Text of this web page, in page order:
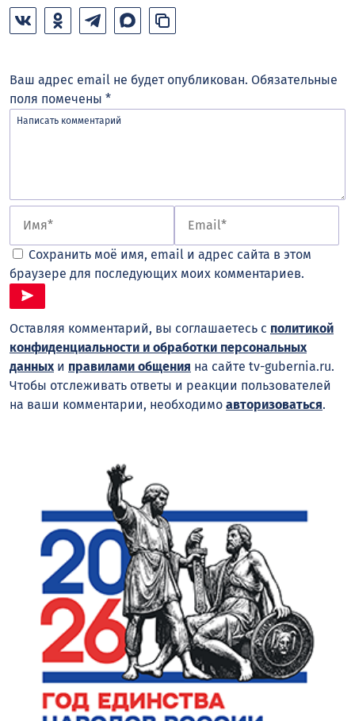
Ваш адрес email не будет опубликован. Обязательные
поля помечены *
Сохранить моё имя, email и адрес сайта в этом
браузере для последующих моих комментариев.
Оставляя комментарий, вы соглашаетесь с политикой
конфиденциальности и обработки персональных
данных и правилами общения на сайте tv-gubernia.ru.
Чтобы отслеживать ответы и реакции пользователей
на ваши комментарии, необходимо авторизоваться.